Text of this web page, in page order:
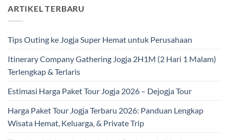
ARTIKEL TERBARU
Tips Outing ke Jogja Super Hemat untuk Perusahaan
Itinerary Company Gathering Jogja 2H1M (2 Hari 1 Malam)
Terlengkap & Terlaris
Estimasi Harga Paket Tour Jogja 2026 – Dejogja Tour
Harga Paket Tour Jogja Terbaru 2026: Panduan Lengkap
Wisata Hemat, Keluarga, & Private Trip